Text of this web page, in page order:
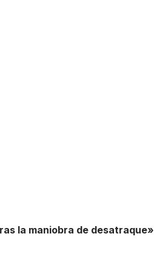
la maniobra de desatraque»